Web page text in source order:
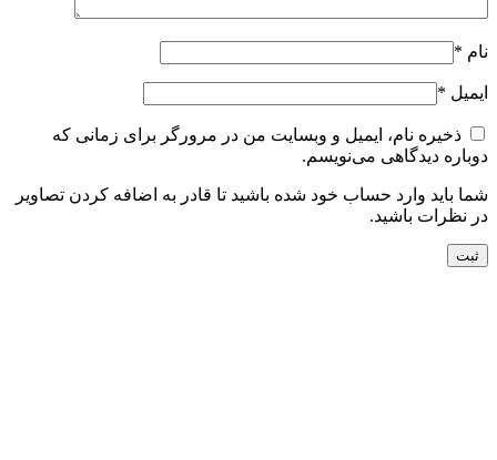
نام *
ایمیل *
ذخیره نام، ایمیل و وبسایت من در مرورگر برای زمانی که
دوباره دیدگاهی می‌نویسم.
شما باید وارد حساب خود شده باشید تا قادر به اضافه کردن تصاویر
در نظرات باشید.